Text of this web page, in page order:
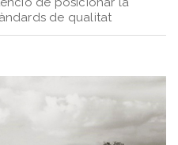
de qualitat